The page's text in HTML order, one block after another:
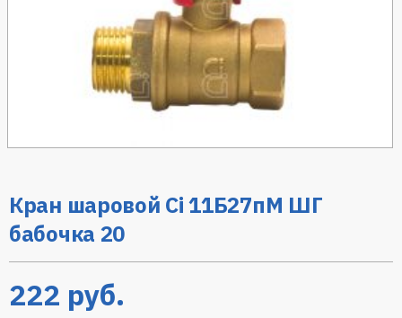
Кран шаровой Ci 11Б27пМ ШГ
бабочка 20
222 руб.